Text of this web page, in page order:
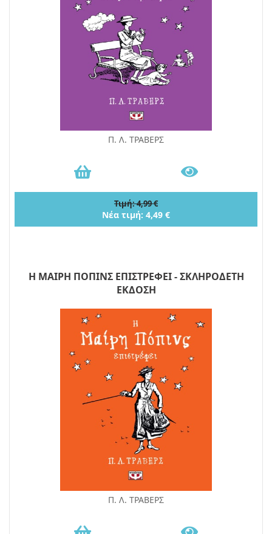
Π. Λ. ΤΡΑΒΕΡΣ
Τιμή: 4,99 €
Νέα τιμή: 4,49 €
Η ΜΑΙΡΗ ΠΟΠΙΝΣ ΕΠΙΣΤΡΕΦΕΙ - ΣΚΛΗΡΟΔΕΤΗ
ΕΚΔΟΣΗ
Π. Λ. ΤΡΑΒΕΡΣ